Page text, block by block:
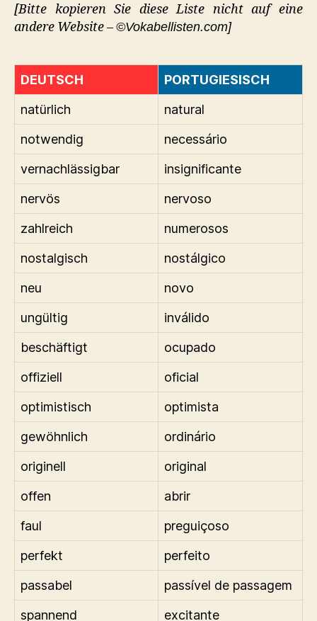
[Bitte kopieren Sie diese Liste nicht auf eine
andere Website – ©Vokabellisten.com]
DEUTSCH
PORTUGIESISCH
natürlich
natural
notwendig
necessário
vernachlässigbar
insignificante
nervös
nervoso
zahlreich
numerosos
nostalgisch
nostálgico
neu
novo
ungültig
inválido
beschäftigt
ocupado
offiziell
oficial
optimistisch
optimista
gewöhnlich
ordinário
originell
original
offen
abrir
faul
preguiçoso
perfekt
perfeito
passabel
passível de passagem
spannend
excitante